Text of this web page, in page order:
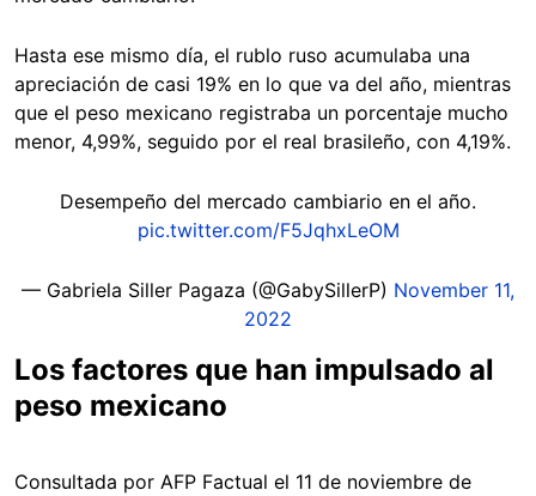
Hasta ese mismo día, el rublo ruso acumulaba una
apreciación de casi 19% en lo que va del año, mientras
que el peso mexicano registraba un porcentaje mucho
menor, 4,99%, seguido por el real brasileño, con 4,19%.
Desempeño del mercado cambiario en el año.
pic.twitter.com/F5JqhxLeOM
— Gabriela Siller Pagaza (@GabySillerP) November 11,
2022
Los factores que han impulsado al
peso mexicano
Consultada por AFP Factual el 11 de noviembre de